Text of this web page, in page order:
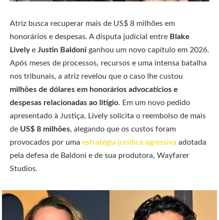
Atriz busca recuperar mais de US$ 8 milhões em
honorários e despesas. A disputa judicial entre Blake
Livelye Justin Baldoni ganhou um novo capítulo em 2026.
Após meses de processos, recursos e uma intensa batalha
nos tribunais, a atriz revelou que o caso lhe custou
milhões de dólares em honorários advocatícios e
despesas relacionadas ao litígio. Em um novo pedido
apresentado à Justiça, Lively solicita o reembolso de mais
de US$ 8 milhões, alegando que os custos foram
provocados por uma estratégia jurídica agressiva adotada
pela defesa de Baldoni e de sua produtora, Wayfarer
Studios.